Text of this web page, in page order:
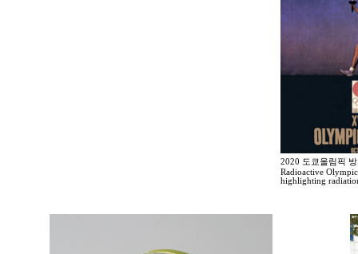
2020 도쿄올림픽
Radioactive
highlighting